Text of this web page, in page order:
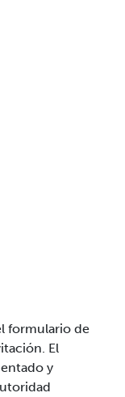
formulario de
El
y